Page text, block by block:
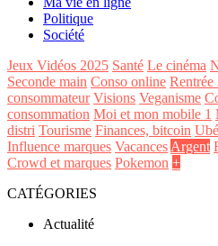
Politique
Société
Jeux Vidéos 2025 Santé Le cinéma
Seconde main Conso online Rentrée
consommateur Visions Veganisme
consommation Moi et mon mobile 1
distri Tourisme Finances, bitcoin
Influence marques Vacances Argent
Crowd et marques Pokemon +
CATÉGORIES
Actualité